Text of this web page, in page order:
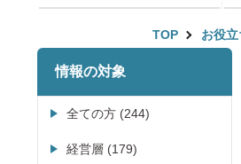
TOP お役
情報の対象
全ての方 (244)
経営層 (179)